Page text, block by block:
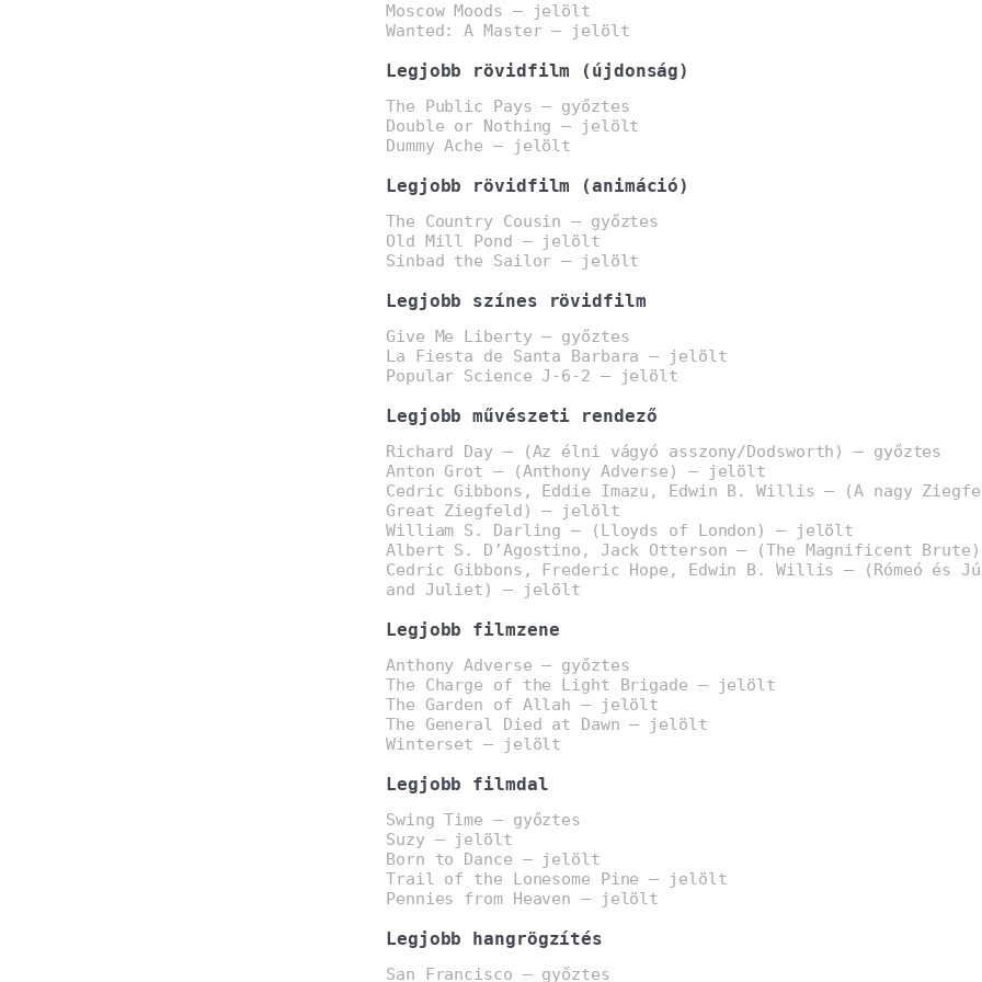
Moscow Moods – jelölt
Wanted: A Master – jelölt
Legjobb rövidfilm (újdonság)
The Public Pays – győztes
Double or Nothing – jelölt
Dummy Ache – jelölt
Legjobb rövidfilm (animáció)
The Country Cousin – győztes
Old Mill Pond – jelölt
Sinbad the Sailor – jelölt
Legjobb színes rövidfilm
Give Me Liberty – győztes
La Fiesta de Santa Barbara – jelölt
Popular Science J-6-2 – jelölt
Legjobb művészeti rendező
Richard Day – (Az élni vágyó asszony/Dodsworth) – győztes
Anton Grot – (Anthony Adverse) – jelölt
Cedric Gibbons, Eddie Imazu, Edwin B. Willis – (A nagy
Great Ziegfeld) – jelölt
William S. Darling – (Lloyds of London) – jelölt
Albert S. D’Agostino, Jack Otterson – (The Magnificent
Cedric Gibbons, Frederic Hope, Edwin B. Willis – (Rómeó és
and Juliet) – jelölt
Legjobb filmzene
Anthony Adverse – győztes
The Charge of the Light Brigade – jelölt
The Garden of Allah – jelölt
The General Died at Dawn – jelölt
Winterset – jelölt
Legjobb filmdal
Swing Time – győztes
Suzy – jelölt
Born to Dance – jelölt
Trail of the Lonesome Pine – jelölt
Pennies from Heaven – jelölt
Legjobb hangrögzítés
San Francisco – győztes